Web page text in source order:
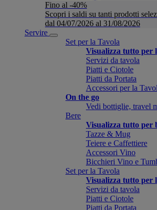
Fino al -40%
Scopri i saldi su tanti prodotti
dal 04/07/2026 al 31/08/2026
Servire
Set per la Tavola
Visualizza tutto per
Servizi da tavola
Piatti e Ciotole
Piatti da Portata
Accessori per la
On the go
Vedi bottiglie, travel
Bere
Visualizza tutto per
Tazze & Mug
Teiere e Caffettiere
Accessori Vino
Bicchieri Vino e
Set per la Tavola
Visualizza tutto per
Servizi da tavola
Piatti e Ciotole
Piatti da Portata